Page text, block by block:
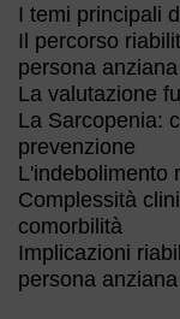
I temi principali
Il percorso
persona anziana
La valutazione
La Sarcopenia:
prevenzione
L'indebolimento
Complessità
comorbilità
Implicazioni
persona anziana